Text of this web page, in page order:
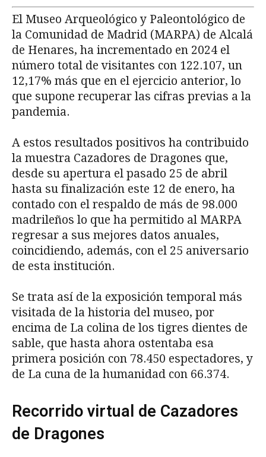
El Museo Arqueológico y Paleontológico de
la Comunidad de Madrid (MARPA) de Alcalá
de Henares, ha incrementado en 2024 el
número total de visitantes con 122.107, un
12,17% más que en el ejercicio anterior, lo
que supone recuperar las cifras previas a la
pandemia.
A estos resultados positivos ha contribuido
la muestra Cazadores de Dragones que,
desde su apertura el pasado 25 de abril
hasta su finalización este 12 de enero, ha
contado con el respaldo de más de 98.000
madrileños lo que ha permitido al MARPA
regresar a sus mejores datos anuales,
coincidiendo, además, con el 25 aniversario
de esta institución.
Se trata así de la exposición temporal más
visitada de la historia del museo, por
encima de La colina de los tigres dientes de
sable, que hasta ahora ostentaba esa
primera posición con 78.450 espectadores, y
de La cuna de la humanidad con 66.374.
Recorrido virtual de Cazadores
de Dragones